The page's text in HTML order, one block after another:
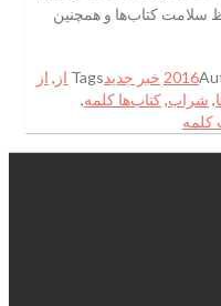
سلامت کتاب‌ها و همچنین
خبر جدیدTags از , از
, شراب,کتاب‌ها کلمه,
کلمه